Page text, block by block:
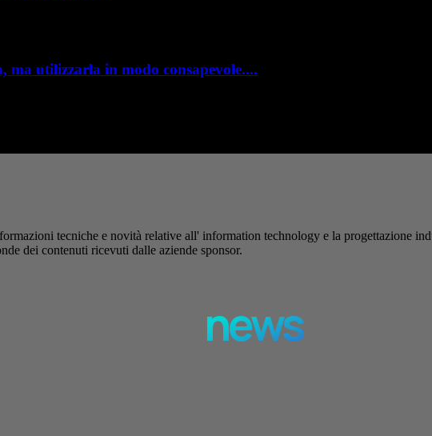
utilizzarla in modo consapevole....
tecniche e novità relative all' information technology e la progettazione
dei contenuti ricevuti dalle aziende sponsor.
news